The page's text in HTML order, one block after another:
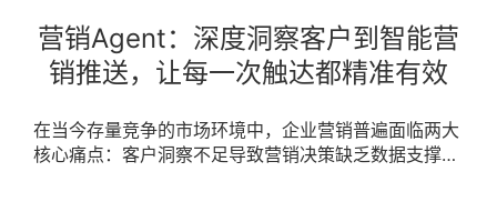
营销Agent：深度洞察客户到智能营
销推送，让每一次触达都精准有效
在当今存量竞争的市场环境中，企业营销普遍面临两大
核心痛点：客户洞察不足导致营销决策缺乏数据支撑，